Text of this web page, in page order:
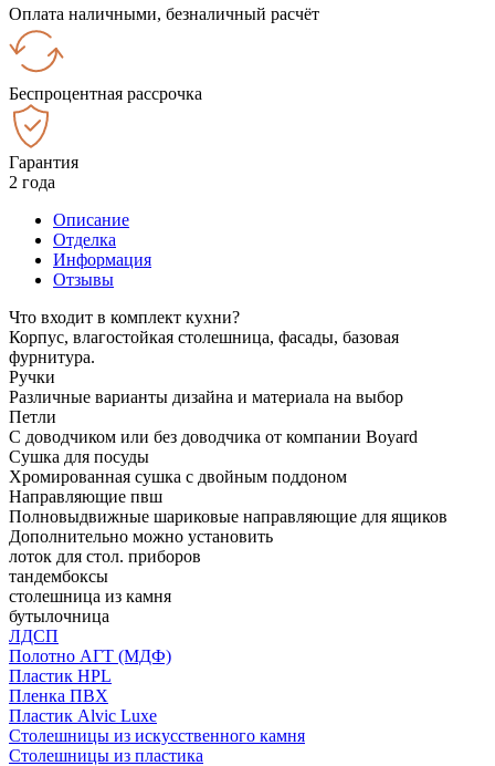
Оплата наличными, безналичный расчёт
Беспроцентная рассрочка
Гарантия
2 года
Описание
Отделка
Информация
Отзывы
Что входит в комплект кухни?
Корпус, влагостойкая столешница, фасады, базовая
фурнитура.
Ручки
Различные варианты дизайна и материала на выбор
Петли
С доводчиком или без доводчика от компании Boyard
Сушка для посуды
Хромированная сушка с двойным поддоном
Направляющие пвш
Полновыдвижные шариковые направляющие для ящиков
Дополнительно можно установить
лоток для стол. приборов
тандембоксы
столешница из камня
бутылочница
ЛДСП
Полотно АГТ (МДФ)
Пластик HPL
Пленка ПВХ
Пластик Alvic Luxe
Столешницы из искусственного камня
Столешницы из пластика